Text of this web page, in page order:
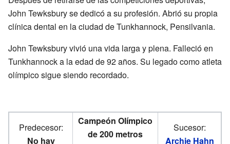
John Tewksbury se dedicó a su profesión. Abrió su propia
clínica dental en la ciudad de Tunkhannock, Pensilvania.
John Tewksbury vivió una vida larga y plena. Falleció en
Tunkhannock a la edad de 92 años. Su legado como atleta
olímpico sigue siendo recordado.
Predecesor:
No hay
Campeón Olímpico
de 200 metros
Sucesor:
Archie Hahn